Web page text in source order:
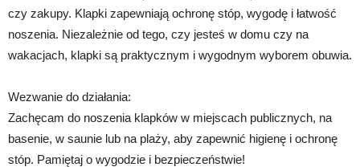
czy zakupy. Klapki zapewniają ochronę stóp, wygodę i łatwość
noszenia. Niezależnie od tego, czy jesteś w domu czy na
wakacjach, klapki są praktycznym i wygodnym wyborem obuwia.
Wezwanie do działania:
Zachęcam do noszenia klapków w miejscach publicznych, na
basenie, w saunie lub na plaży, aby zapewnić higienę i ochronę
stóp. Pamiętaj o wygodzie i bezpieczeństwie!